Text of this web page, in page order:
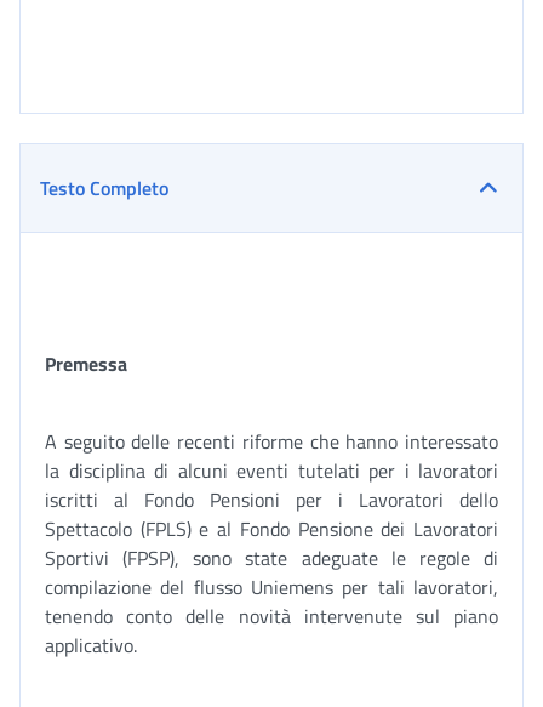
Testo Completo
Premessa
A seguito delle recenti riforme che hanno interessato
la disciplina di alcuni eventi tutelati per i lavoratori
iscritti al Fondo Pensioni per i Lavoratori dello
Spettacolo (FPLS) e al Fondo Pensione dei Lavoratori
Sportivi (FPSP), sono state adeguate le regole di
compilazione del flusso Uniemens per tali lavoratori,
tenendo conto delle novità intervenute sul piano
applicativo.